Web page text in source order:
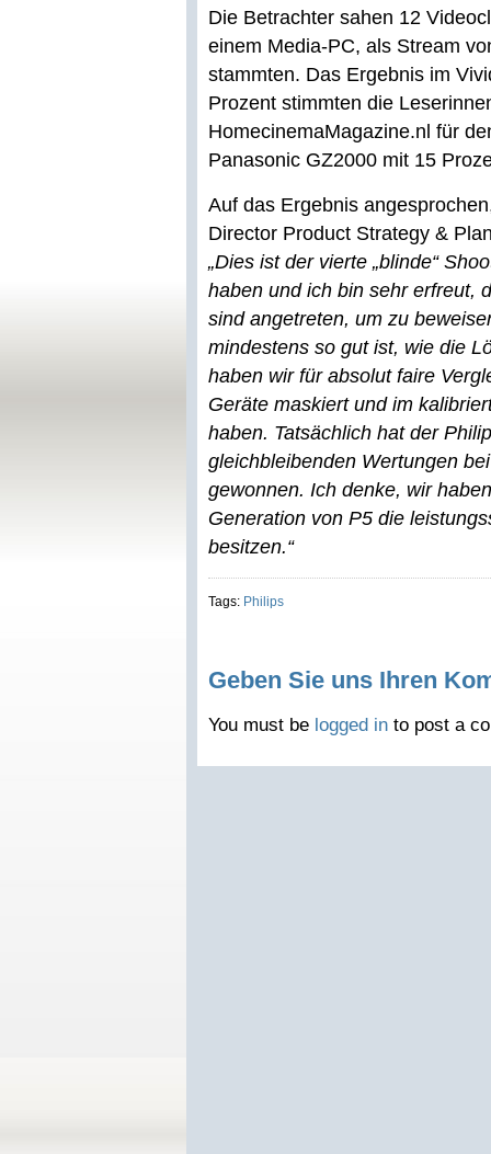
Die Betrachter sahen 12
einem Media-PC, als Stream
stammten. Das Ergebnis im
Prozent stimmten die
HomecinemaMagazine.nl für
Panasonic GZ2000 mit 15
Auf das Ergebnis
Director Product Strategy &
„Dies ist der vierte „blinde“
haben und ich bin sehr erfreut,
sind angetreten, um zu
mindestens so gut ist, wie die
haben wir für absolut faire
Geräte maskiert und im
haben. Tatsächlich hat der
gleichbleibenden Wertungen
gewonnen. Ich denke, wir
Generation von P5 die
besitzen.“
Tags: Philips
Geben Sie uns Ihren
You must be logged in to post a